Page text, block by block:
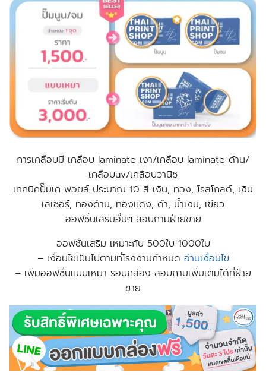
การเคลือบมี เคลือบ laminate เงา/เคลือบ laminate ด้าน/
เคลือบuv/เคลือบวานิช
เทคนิคปั๊มเค ฟอยล์ ประมาณ 10 สี เงิน, ทอง, โรสโกลด์, เงิน
เลเซอร์, ทองด้าน, ทองแดง, ดำ, น้ำเงิน, เขียว
ออฟชั่นเสริมอื่นๆ สอบถามฝ่ายขาย
ออฟชั่นเสริม เหมาะกับ 500ใบ 1000ใบ
– เงื่อนไขเป็นไปตามที่โรงงานกำหนด อ่านเงื่อนไข
– เพิ่มออฟชั่นแบบเหมา รอบกล่อง สอบถามเพิ่มเติมได้ที่ฝ่าย
ขาย